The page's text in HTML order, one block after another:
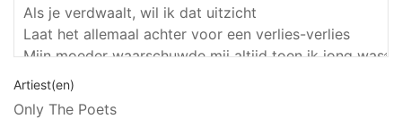
Artiest(en)
Only The Poets